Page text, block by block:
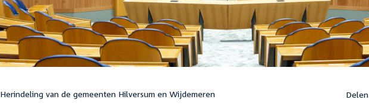
Herindeling van de gemeenten Hilversum en Wijdemeren Delen